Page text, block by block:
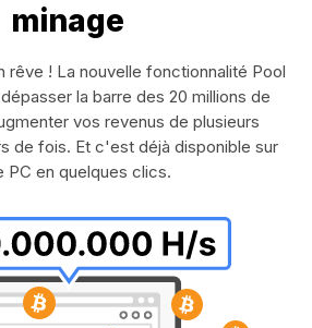
minage
rêve ! La nouvelle fonctionnalité Pool
la barre des 20 millions de
vos revenus de plusieurs
de fois. Et c'est déjà disponible sur
PC en quelques clics.